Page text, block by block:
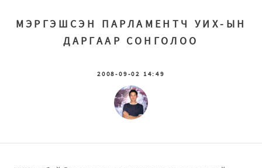
МЭРГЭШСЭН ПАРЛАМЕНТЧ УИХ-ЫН
ДАРГААР СОНГОЛОО
2008-09-02 14:49